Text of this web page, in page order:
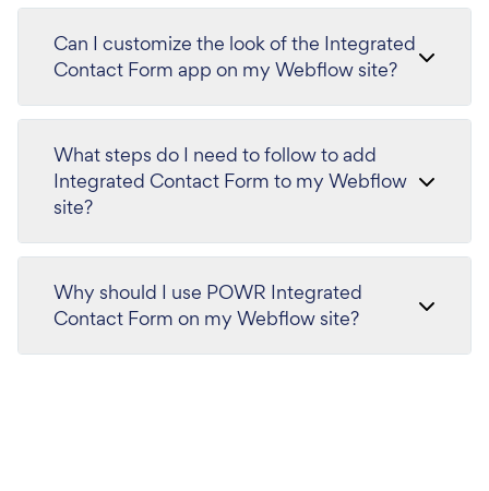
Can I customize the look of the Integrated
Contact Form app on my Webflow site?
What steps do I need to follow to add
Integrated Contact Form to my Webflow
site?
Why should I use POWR Integrated
Contact Form on my Webflow site?